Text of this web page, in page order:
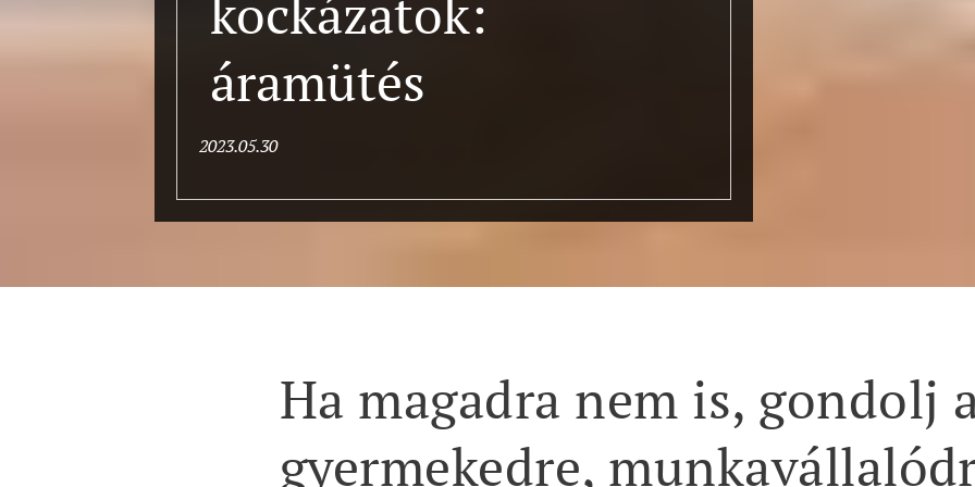
kockázatok:
áramütés
2023.05.30
Ha magadra nem is, gondolj
gyermekedre,